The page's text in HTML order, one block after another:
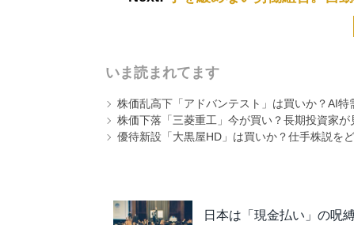
いま読まれてます
株価乱高下「アドバンテスト」は買いか？AI
株価下落「三菱重工」今が買い？長期投資家
優待新設「大黒屋HD」は買いか？仕手株説を
日本は「現金払い」の呪